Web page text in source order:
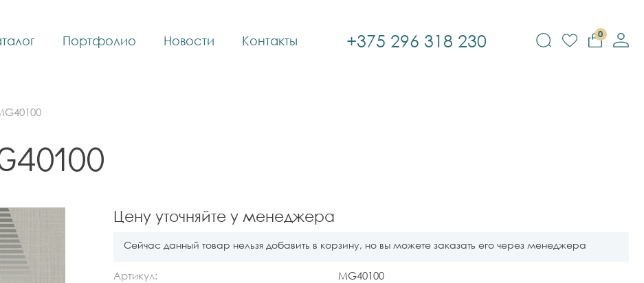
Портфолио Новости Контакты +375 296 318 230 0
Цену уточняйте у менеджера
Сейчас данный товар нельзя добавить в корзину, но вы можете заказать его через менеджера
Артикул:
MG40100